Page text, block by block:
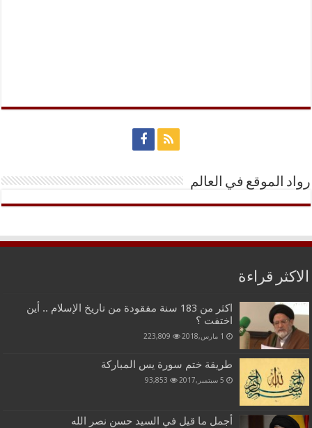
رواد الموقع في العالم
الاكثر قراءة
اكثر من 183 سنة مفقودة من تاريخ الإسلام .. أين
اختفت ؟
1 مارس,2018 223,809
طريقة ختم سورة يس المباركة
5 سبتمبر,2017 93,853
أجمل ما قيل في السيد حسن نصر الله